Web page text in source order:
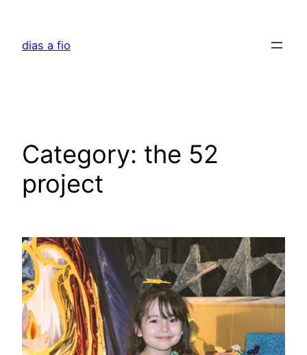
content
dias a fio
Category: the 52
project